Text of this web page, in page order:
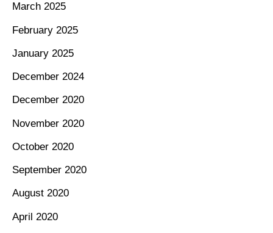
March 2025
February 2025
January 2025
December 2024
December 2020
November 2020
October 2020
September 2020
August 2020
April 2020